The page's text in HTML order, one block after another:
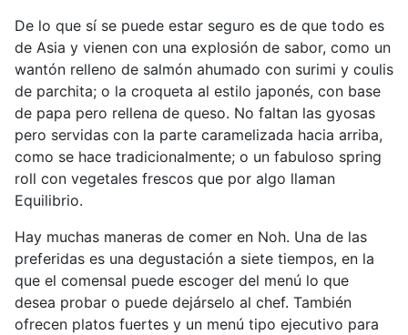
De lo que sí se puede estar seguro es de que todo es
de Asia y vienen con una explosión de sabor, como un
wantón relleno de salmón ahumado con surimi y coulis
de parchita; o la croqueta al estilo japonés, con base
de papa pero rellena de queso. No faltan las gyosas
pero servidas con la parte caramelizada hacia arriba,
como se hace tradicionalmente; o un fabuloso spring
roll con vegetales frescos que por algo llaman
Equilibrio.
Hay muchas maneras de comer en Noh. Una de las
preferidas es una degustación a siete tiempos, en la
que el comensal puede escoger del menú lo que
desea probar o puede dejárselo al chef. También
ofrecen platos fuertes y un menú tipo ejecutivo para